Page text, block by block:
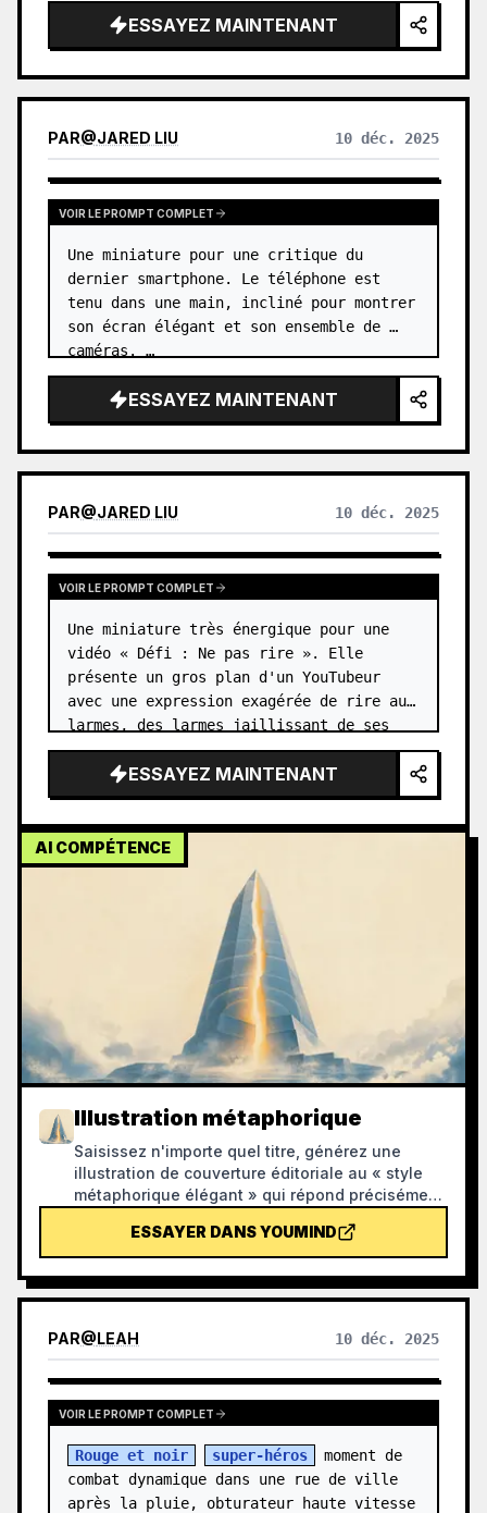
ESSAYEZ MAINTENANT
PAR@JARED LIU 10 déc. 2025
VOIR LE PROMPT COMPLET
Une miniature pour une critique du
dernier smartphone. Le téléphone est
tenu dans une main, incliné pour montrer
son écran élégant et son ensemble de
caméras. …
ESSAYEZ MAINTENANT
PAR@JARED LIU 10 déc. 2025
VOIR LE PROMPT COMPLET
Une miniature très énergique pour une
vidéo « Défi : Ne pas rire ». Elle
présente un gros plan d'un YouTubeur
avec une expression exagérée de rire aux
larmes, des larmes jaillissant de ses
yeux. …
ESSAYEZ MAINTENANT
AI COMPÉTENCE
Illustration métaphorique
Saisissez n'importe quel titre, générez une
illustration de couverture éditoriale au « style
métaphorique élégant » qui répond précisément
granuleuse, palette discrète composée de bleu
brumeux, de blanc cassé et de touches
chaudes, une seule métaphore visuelle,
beaucoup d'espace blanc, bannière 16:9.
newsletters pour illustrer leurs titres.
ESSAYER DANS YOUMIND
PAR@LEAH 10 déc. 2025
VOIR LE PROMPT COMPLET
Rouge et noir super-héros
moment de
combat dynamique dans une rue de ville
après la pluie, obturateur haute vitesse